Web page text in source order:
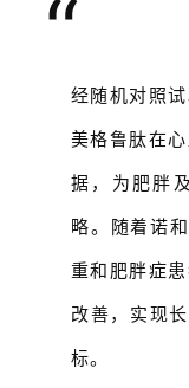
“
经随机对照
美格鲁肽在
据，为肥胖
略。随着诺
重和肥胖症
改善，实现
标。